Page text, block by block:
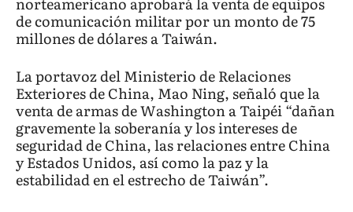
de comunicación militar por un monto de 75
millones de dólares a Taiwán.
La portavoz del Ministerio de Relaciones
Exteriores de China, Mao Ning, señaló que la
venta de armas de Washington a Taipéi “dañan
gravemente la soberanía y los intereses de
seguridad de China, las relaciones entre China
y Estados Unidos, así como la paz y la
estabilidad en el estrecho de Taiwán”.